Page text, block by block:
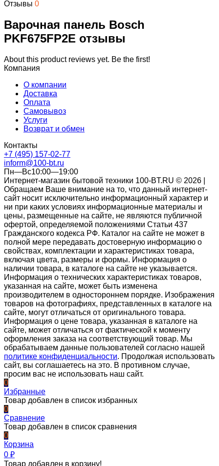
Отзывы 0
Варочная панель Bosch
PKF675FP2E отзывы
About this product reviews yet. Be the first!
Компания
О компании
Доставка
Оплата
Самовывоз
Услуги
Возврат и обмен
Контакты
+7 (495) 157-02-77
inform@100-bt.ru
Пн—Вс10:00—19:00
Интернет-магазин бытовой техники 100-BT.RU © 2026 |
Обращаем Ваше внимание на то, что данный интернет-
сайт носит исключительно информационный характер и
ни при каких условиях информационные материалы и
цены, размещенные на сайте, не являются публичной
офертой, определяемой положениями Статьи 437
Гражданского кодекса РФ. Каталог на сайте не может в
полной мере передавать достоверную информацию о
свойствах, комплектации и характеристиках товара,
включая цвета, размеры и формы. Информация о
наличии товара, в каталоге на сайте не указывается.
Информация о технических характеристиках товаров,
указанная на сайте, может быть изменена
производителем в одностороннем порядке. Изображения
товаров на фотографиях, представленных в каталоге на
сайте, могут отличаться от оригинального товара.
Информация о цене товара, указанная в каталоге на
сайте, может отличаться от фактической к моменту
оформления заказа на соответствующий товар. Мы
обрабатываем данные пользователей согласно нашей
политике конфиденциальности. Продолжая использовать
сайт, вы соглашаетесь на это. В противном случае,
просим вас не использовать наш сайт.
0
Избранные
Товар добавлен в список избранных
0
Сравнение
Товар добавлен в список сравнения
0
Корзина
0 ₽
Товар добавлен в корзину!